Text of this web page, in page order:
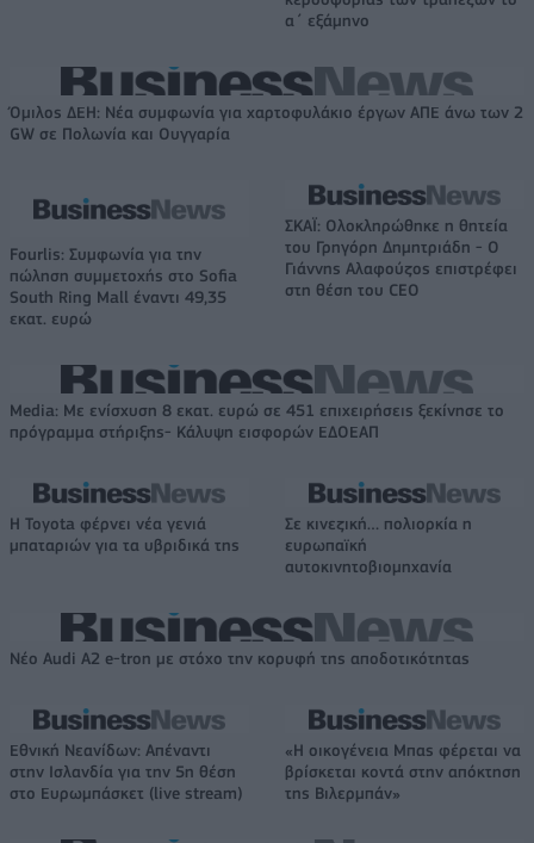
α΄ εξάμηνο
Όμιλος ΔΕΗ: Νέα συμφωνία για χαρτοφυλάκιο έργων ΑΠΕ άνω των 2
GW σε Πολωνία και Ουγγαρία
Fourlis: Συμφωνία για την
πώληση συμμετοχής στο Sofia
South Ring Mall έναντι 49,35
εκατ. ευρώ
ΣΚΑΪ: Ολοκληρώθηκε η θητεία
του Γρηγόρη Δημητριάδη - Ο
Γιάννης Αλαφούζος επιστρέφει
στη θέση του CEO
Media: Με ενίσχυση 8 εκατ. ευρώ σε 451 επιχειρήσεις ξεκίνησε το
πρόγραμμα στήριξης- Κάλυψη εισφορών ΕΔΟΕΑΠ
Η Toyota φέρνει νέα γενιά
μπαταριών για τα υβριδικά της
Σε κινεζική… πολιορκία η
ευρωπαϊκή
αυτοκινητοβιομηχανία
Νέο Audi A2 e-tron με στόχο την κορυφή της αποδοτικότητας
Εθνική Νεανίδων: Απέναντι
στην Ισλανδία για την 5η θέση
στο Ευρωμπάσκετ (live stream)
«Η οικογένεια Μπας φέρεται να
βρίσκεται κοντά στην απόκτηση
της Βιλερμπάν»